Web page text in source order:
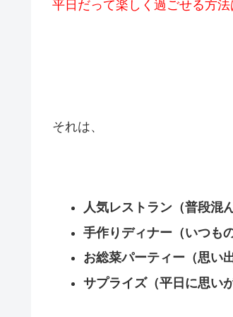
平日だって楽しく過ごせる方法
それは、
人気レストラン（普段混
手作りディナー（いつも
お総菜パーティー（思い
サプライズ（平日に思い